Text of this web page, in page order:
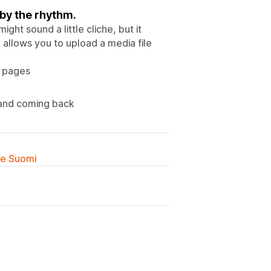
the rhythm.
sound a little cliche, but it
you to upload a media file
coming back
Suomi